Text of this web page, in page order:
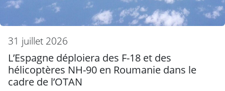
31 juillet 2026
L’Espagne déploiera des F-18 et des
hélicoptères NH-90 en Roumanie dans le
cadre de l’OTAN